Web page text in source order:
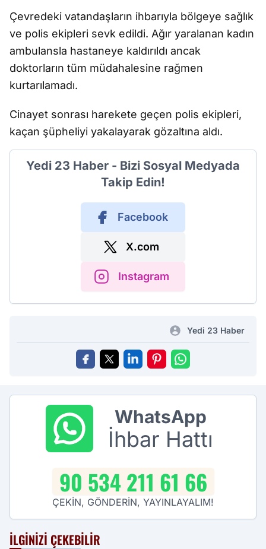
Çevredeki vatandaşların ihbarıyla bölgeye sağlık
ve polis ekipleri sevk edildi. Ağır yaralanan kadın
ambulansla hastaneye kaldırıldı ancak
doktorların tüm müdahalesine rağmen
kurtarılamadı.
Cinayet sonrası harekete geçen polis ekipleri,
kaçan şüpheliyi yakalayarak gözaltına aldı.
Yedi 23 Haber - Bizi Sosyal Medyada
Takip Edin!
Facebook
X.com
Instagram
Yedi 23 Haber
WhatsApp
İhbar Hattı
90 534 211 61 66
ÇEKİN, GÖNDERİN, YAYINLAYALIM!
İLGINIZI ÇEKEBILIR